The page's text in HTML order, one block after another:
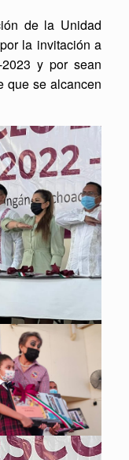
de la Unidad
la invitación a
y por sean
que se alcancen